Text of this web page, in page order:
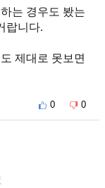
는 경우도 봤는
랍니다.
제대로 못보면
0 0